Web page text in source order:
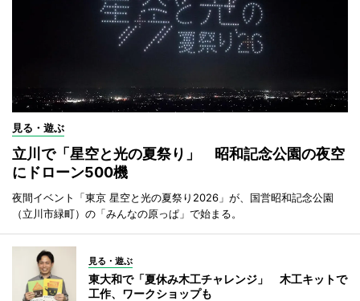
見る・遊ぶ
立川で「星空と光の夏祭り」 昭和記念公園の夜空
にドローン500機
夜間イベント「東京 星空と光の夏祭り2026」が、国営昭和記念公園
（立川市緑町）の「みんなの原っぱ」で始まる。
見る・遊ぶ
東大和で「夏休み木工チャレンジ」 木工キットで
工作、ワークショップも